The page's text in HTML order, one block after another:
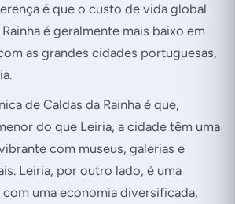
é que o custo de vida global
é geralmente mais baixo em
as grandes cidades portuguesas,
de Caldas da Rainha é que,
do que Leiria, a cidade têm uma
com museus, galerias e
Leiria, por outro lado, é uma
uma economia diversificada,